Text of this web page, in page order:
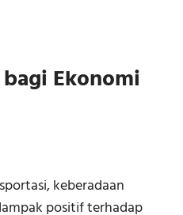
Ekonomi
keberadaan
positif terhadap